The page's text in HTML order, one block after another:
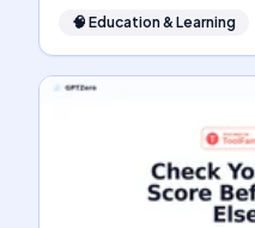
🧠 Education & Learning